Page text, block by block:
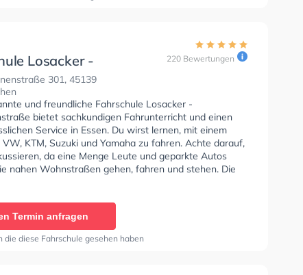
am PC zu absolvieren, um dich gut auf die
Losacker -
301, 45139
220 Bewertungen
und freundliche Fahrschule Losacker -
bietet sachkundigen Fahrunterricht und einen
Service in Essen. Du wirst lernen, mit einem
VW, KTM, Suzuki und Yamaha zu fahren. Achte darauf,
da eine Menge Leute und geparkte Autos
nahen Wohnstraßen gehen, fahren und stehen. Die
bietet Hervorragende Bedingungen um deine Klasse
Klasse AM und Klasse A2 zu erhalten.
Termin anfragen
die diese Fahrschule gesehen haben